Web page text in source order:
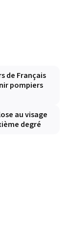
de Français
pompiers
au visage
degré